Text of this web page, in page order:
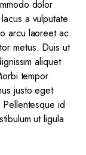
dolor
a vulputate.
arcu laoreet ac.
metus. Duis ut
aliquet
tempor
justo eget
id
ut ligula